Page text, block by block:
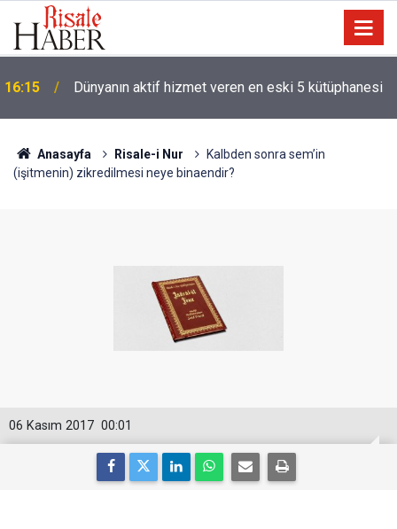
16:15 Dünyanın aktif hizmet veren en eski 5 kütüphanesi
Anasayfa Risale-i Nur
Kalbden sonra sem’in
(işitmenin) zikredilmesi neye binaendir?
00:01
06 Kasım 2017